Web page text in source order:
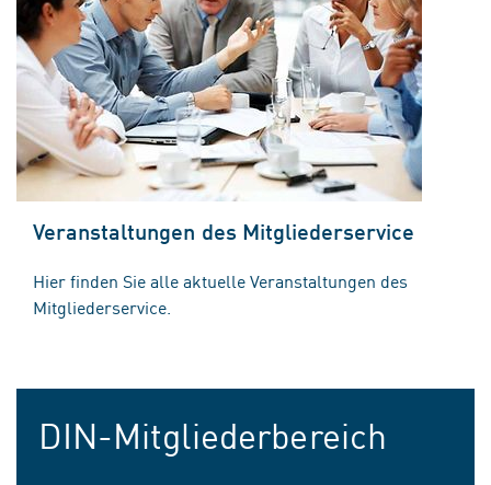
Veranstaltungen des Mitgliederservice
Hier finden Sie alle aktuelle Veranstaltungen des
Mitgliederservice.
DIN-Mitgliederbereich